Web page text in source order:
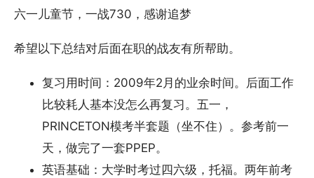
六一儿童节，一战730，感谢追梦
希望以下总结对后面在职的战友有所帮助。
复习用时间：2009年2月的业余时间。后面工作
比较耗人基本没怎么再复习。五一，
PRINCETON模考半套题（坐不住）。参考前一
天，做完了一套PPEP。
英语基础：大学时考过四六级，托福。两年前考